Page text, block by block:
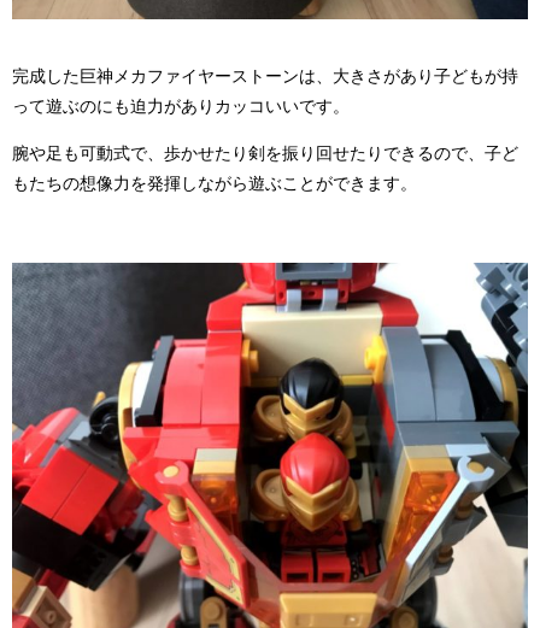
完成した巨神メカファイヤーストーンは、大きさがあり子どもが持
って遊ぶのにも迫力がありカッコいいです。
腕や足も可動式で、歩かせたり剣を振り回せたりできるので、子ど
もたちの想像力を発揮しながら遊ぶことができます。